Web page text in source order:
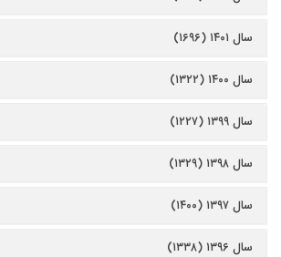
سال ۱۴۰۱ (۱۶۹۶)
سال ۱۴۰۰ (۱۳۲۲)
سال ۱۳۹۹ (۱۲۲۷)
سال ۱۳۹۸ (۱۳۲۹)
سال ۱۳۹۷ (۱۴۰۰)
سال ۱۳۹۶ (۱۳۳۸)